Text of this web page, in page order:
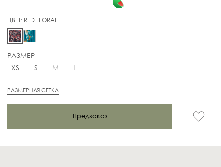
ЦВЕТ: RED FLORAL
РАЗМЕР
XS
S M L
РАЗМЕРНАЯ СЕТКА
Предзаказ